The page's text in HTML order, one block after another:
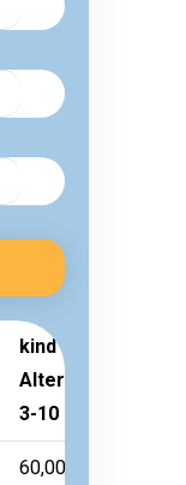
kind
Alter
3-10
60,00 €